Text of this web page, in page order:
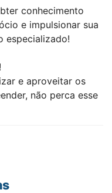
conhecimento
e impulsionar sua
especializado!
e aproveitar os
não perca esse